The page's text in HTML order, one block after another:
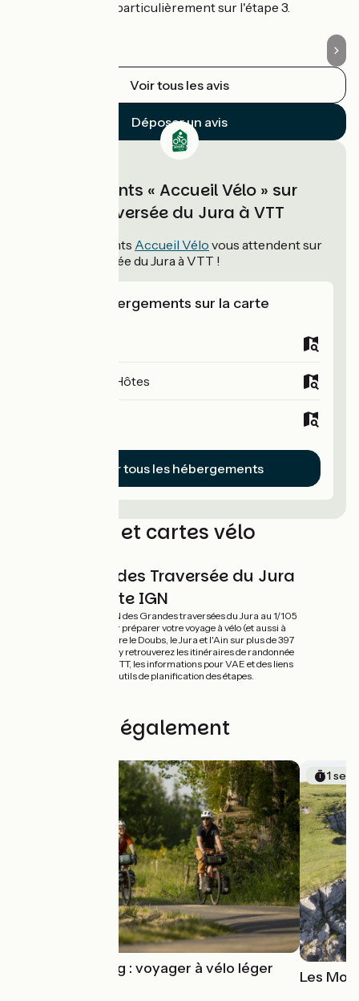
plupart délirants, particulièrement sur l'étape 3.
Voir tous les avis
Déposer un avis
Hébergements « Accueil Vélo » sur
Grande Traversée du Jura à VTT
hébergements Accueil Vélo vous attendent sur
Grande Traversée du Jura à VTT !
Voir les hébergements sur la carte
Chambres d'Hôtes
Voir tous les hébergements
Les guides et cartes vélo
Grandes Traversée du Jura
- Carte IGN
Carte IGN des Grandes traversées du Jura au 1/105
000 pour préparer votre voyage à vélo (et aussi à
pied !) entre le Doubs, le Jura et l'Ain sur plus de 397
km. Vous y retrouverez les itinéraires de randonnée
à vélo et VTT, les informations pour VAE et des liens
vers des outils de planification des étapes.
Découvrez également
Le bikepacking : voyager à vélo léger
1
Les